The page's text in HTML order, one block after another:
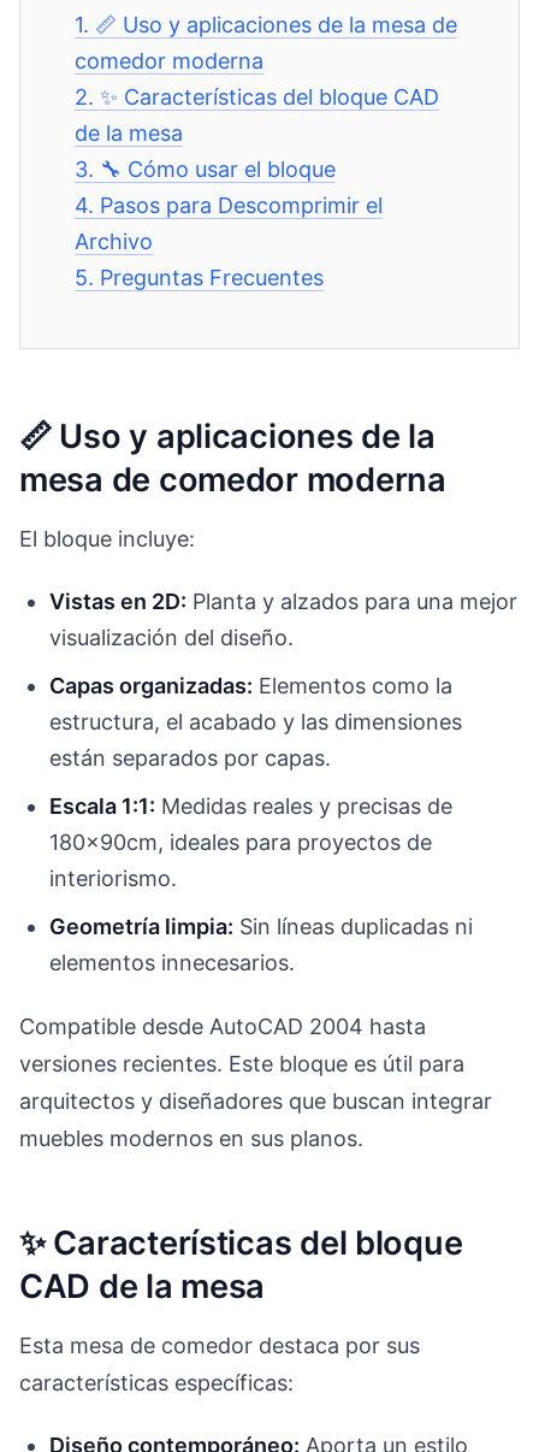
1. 📏 Uso y aplicaciones de la mesa de
comedor moderna
2.✨ Características del bloque CAD
de la mesa
3. 🔧 Cómo usar el bloque
4. Pasos para Descomprimir el
Archivo
5. Preguntas Frecuentes
📏 Uso y aplicaciones de la
mesa de comedor moderna
El bloque incluye:
Vistas en 2D: Planta y alzados para una mejor
visualización del diseño.
Capas organizadas: Elementos como la
estructura, el acabado y las dimensiones
están separados por capas.
Escala 1:1: Medidas reales y precisas de
180x90cm, ideales para proyectos de
interiorismo.
Geometría limpia: Sin líneas duplicadas ni
elementos innecesarios.
Compatible desde AutoCAD 2004 hasta
versiones recientes. Este bloque es útil para
arquitectos y diseñadores que buscan integrar
muebles modernos en sus planos.
✨ Características del bloque
CAD de la mesa
Esta mesa de comedor destaca por sus
características específicas:
Diseño contemporáneo: Aporta un estilo